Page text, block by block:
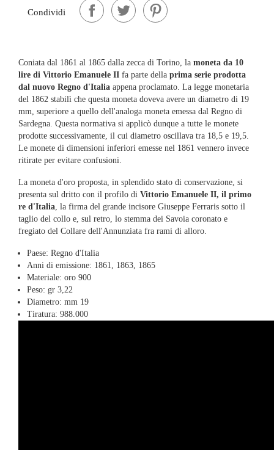
Condividi
Coniata dal 1861 al 1865 dalla zecca di Torino, la moneta da 10
lire di Vittorio Emanuele II fa parte della prima serie prodotta
dal nuovo Regno d'Italia appena proclamato. La legge monetaria
del 1862 stabilì che questa moneta doveva avere un diametro di 19
mm, superiore a quello dell'analoga moneta emessa dal Regno di
Sardegna. Questa normativa si applicò dunque a tutte le monete
prodotte successivamente, il cui diametro oscillava tra 18,5 e 19,5.
Le monete di dimensioni inferiori emesse nel 1861 vennero invece
ritirate per evitare confusioni.
La moneta d'oro proposta, in splendido stato di conservazione, si
presenta sul dritto con il profilo di Vittorio Emanuele II, il primo
re d'Italia, la firma del grande incisore Giuseppe Ferraris sotto il
taglio del collo e, sul retro, lo stemma dei Savoia coronato e
fregiato del Collare dell'Annunziata fra rami di alloro.
Paese: Regno d'Italia
Anni di emissione: 1861, 1863, 1865
Materiale: oro 900
Peso: gr 3,22
Diametro: mm 19
Tiratura: 988.000